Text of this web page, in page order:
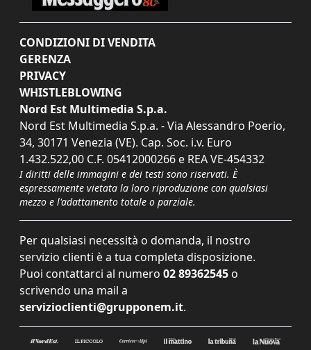
CONDIZIONI DI VENDITA
GERENZA
PRIVACY
WHISTLEBLOWING
Nord Est Multimedia S.p.a.
Nord Est Multimedia S.p.a. - Via Alessandro Poerio,
34, 30171 Venezia (VE). Cap. Soc. i.v. Euro
1.432.522,00 C.F. 05412000266 e REA VE-454332
I diritti delle immagini e dei testi sono riservati. È
espressamente vietata la loro riproduzione con qualsiasi
mezzo e l'adattamento totale o parziale.
Per qualsiasi necessità o domanda, il nostro
servizio clienti è a tua completa disposizione.
Puoi contattarci al numero 02 89362545 o
scrivendo una mail a
servizioclienti@grupponem.it.